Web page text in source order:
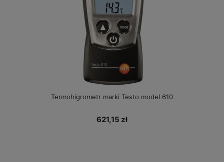
Termohigrometr marki Testo model 610
621,15 zł